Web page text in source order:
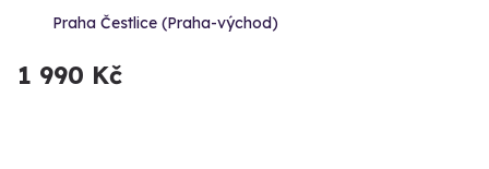
Praha Čestlice (Praha-východ)
1 990 Kč